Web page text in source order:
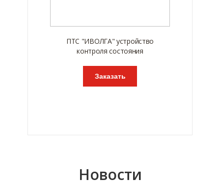
ПТС "ИВОЛГА" устройство
контроля состояния
Заказать
Новости